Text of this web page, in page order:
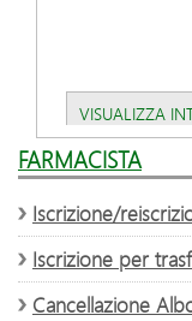
VISUALIZZA
FARMACISTA
Iscrizione/
Iscrizione per
Cancellazione